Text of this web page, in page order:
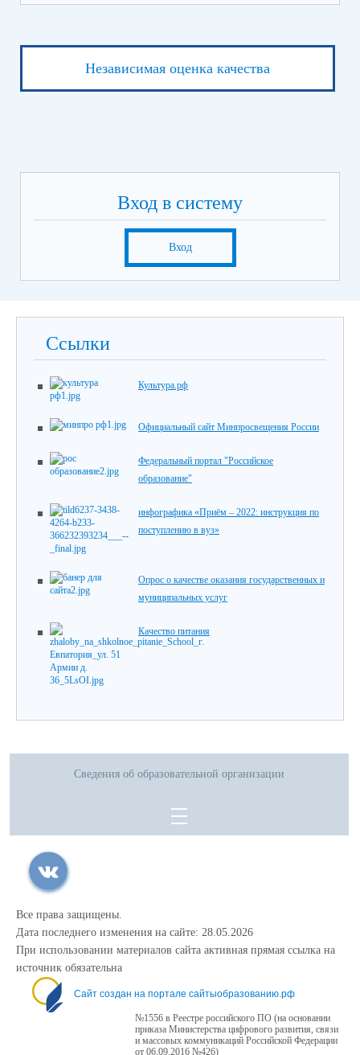
Независимая оценка качества
Вход в систему
Вход
Ссылки
Культура.рф
Официальный сайт Минпросвещения России
Федеральный портал "Российское
образование"
инфографика «Приём – 2022: инструкция по
поступлению в вуз»
Опрос о качестве оказания государственных и
муниципальных услуг
Качество питания
Сведения об образовательной организации
Все права защищены.
Дата последнего изменения на сайте: 28.05.2026
При использовании материалов сайта активная прямая ссылка на
источник обязательна
Сайт создан на портале сайтыобразованию.рф
№1556 в Реестре российского ПО (на основании
приказа Министерства цифрового развития, связи
и массовых коммуникаций Российской Федерации
от 06.09.2016 №426)